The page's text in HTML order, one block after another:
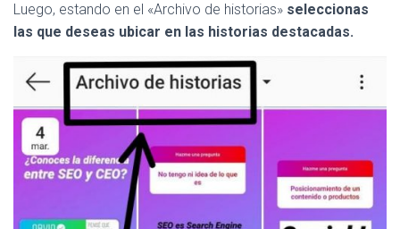
Luego, estando en el «Archivo de historias» seleccionas
las que deseas ubicar en las historias destacadas.